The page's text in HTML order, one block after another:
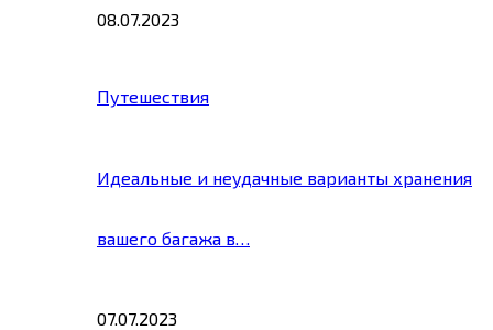
08.07.2023
Путешествия
Идеальные и неудачные варианты хранения
вашего багажа в…
07.07.2023